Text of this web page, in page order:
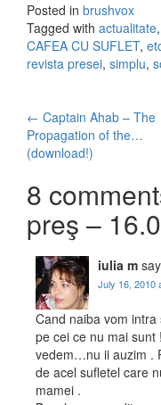
Posted in brushvox
Tagged with actualitate,
CAFEA CU SUFLET,
revista presei, simplu,
Post
← Captain Ahab – The
Propagation of the…
(download!)
8
preş –
iulia m
July 16, 2010
Cand naiba vom
pe cei ce nu mai
vedem…nu ii auzim .
de acel sufletel care
mamei .